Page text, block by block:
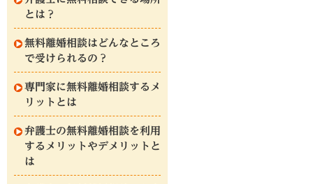
とは？
無料離婚相談はどんなところ
で受けられるの？
専門家に無料離婚相談するメ
リットとは
弁護士の無料離婚相談を利用
するメリットやデメリットと
は